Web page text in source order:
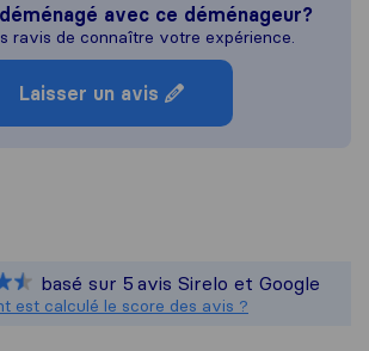
avec ce déménageur?
ravis de connaître votre expérience.
Laisser un avis
n'est pas
les avis recueillis
basé sur 5 avis Sirelo et Google
est calculé le score des avis ?